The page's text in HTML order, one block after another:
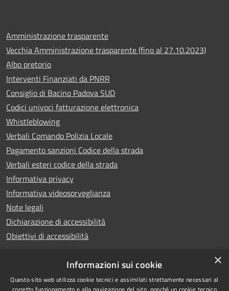
Amministrazione trasparente
Vecchia Amministrazione trasparente (fino al 27.10.2023)
Albo pretorio
Interventi Finanziati da PNRR
Consiglio di Bacino Padova SUD
Codici univoci fatturazione elettronica
Whistleblowing
Verbali Comando Polizia Locale
Pagamento sanzioni Codice della strada
Verbali esteri codice della strada
Informativa privacy
Informativa videosorveglianza
Note legali
Dichiarazione di accessibilità
Obiettivi di accessibilità
RSS Copyright © 2026 • Comune di
×
Informazioni sui cookie
Questo sito web utilizza cookie tecnici e assimilati strettamente necessari al